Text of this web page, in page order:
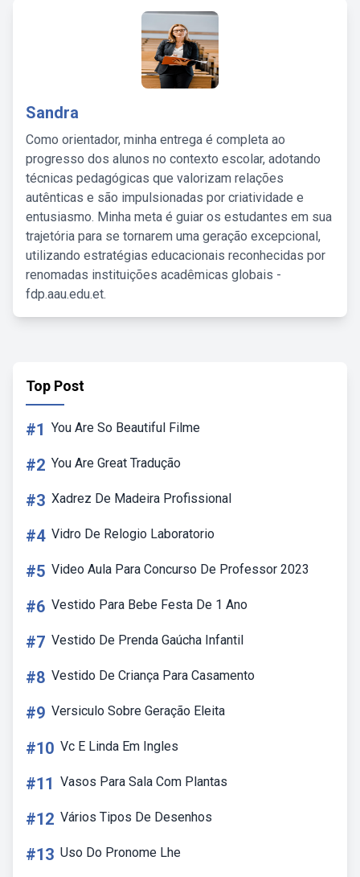
Sandra
Como orientador, minha entrega é completa ao
progresso dos alunos no contexto escolar, adotando
técnicas pedagógicas que valorizam relações
autênticas e são impulsionadas por criatividade e
entusiasmo. Minha meta é guiar os estudantes em sua
trajetória para se tornarem uma geração excepcional,
utilizando estratégias educacionais reconhecidas por
renomadas instituições acadêmicas globais -
fdp.aau.edu.et.
Top Post
#1 You Are So Beautiful Filme
#2 You Are Great Tradução
#3 Xadrez De Madeira Profissional
#4 Vidro De Relogio Laboratorio
#5 Video Aula Para Concurso De Professor 2023
#6 Vestido Para Bebe Festa De 1 Ano
#7 Vestido De Prenda Gaúcha Infantil
#8 Vestido De Criança Para Casamento
#9 Versiculo Sobre Geração Eleita
#10 Vc E Linda Em Ingles
#11 Vasos Para Sala Com Plantas
#12 Vários Tipos De Desenhos
#13 Uso Do Pronome Lhe